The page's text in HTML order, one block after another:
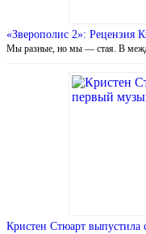
«Зверополис 2»: Рецензия
Мы разные, но мы — стая. В
Кристен Стюарт